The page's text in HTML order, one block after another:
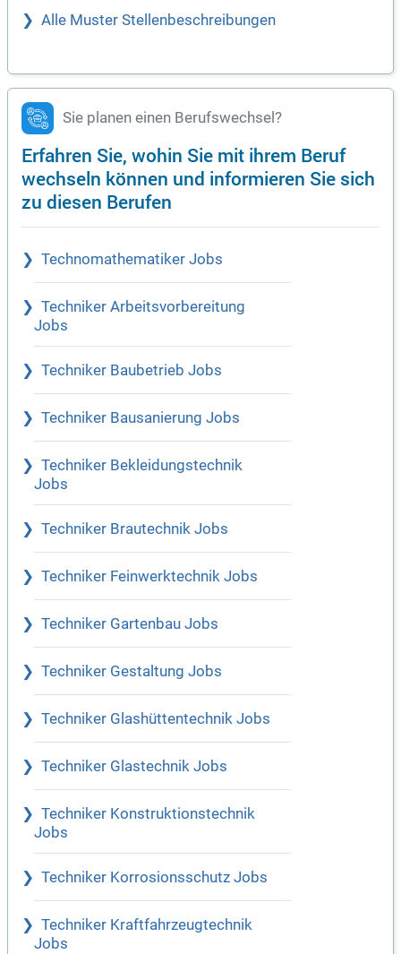
Alle Muster Stellenbeschreibungen
Sie planen einen Berufswechsel?
Erfahren Sie, wohin Sie mit ihrem Beruf
wechseln können und informieren Sie sich
zu diesen Berufen
Technomathematiker Jobs
Techniker Arbeitsvorbereitung
Jobs
Techniker Baubetrieb Jobs
Techniker Bausanierung Jobs
Techniker Bekleidungstechnik
Jobs
Techniker Brautechnik Jobs
Techniker Feinwerktechnik Jobs
Techniker Gartenbau Jobs
Techniker Gestaltung Jobs
Techniker Glashüttentechnik Jobs
Techniker Glastechnik Jobs
Techniker Konstruktionstechnik
Jobs
Techniker Korrosionsschutz Jobs
Techniker Kraftfahrzeugtechnik
Jobs